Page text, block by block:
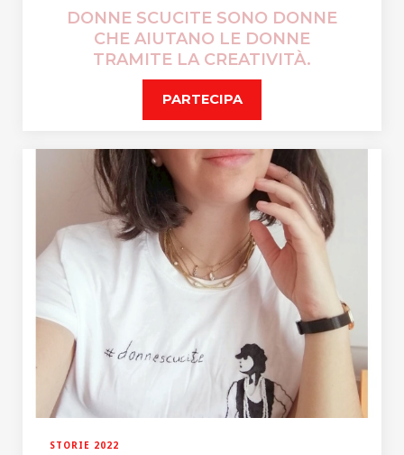
DONNE SCUCITE SONO DONNE
CHE AIUTANO LE DONNE
TRAMITE LA CREATIVITÀ.
PARTECIPA
STORIE 2022